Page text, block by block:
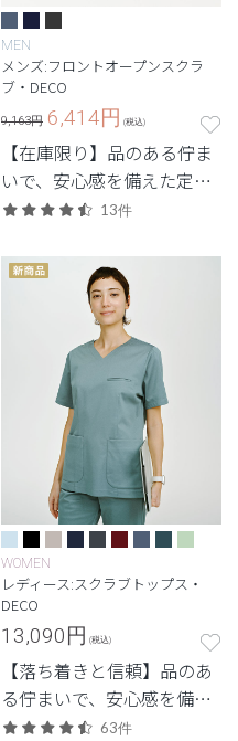
MEN
メンズ:フロントオープンスクラ
ブ・DECO
9,163円 6,414円 (税込)
【在庫限り】品のある佇ま
いで、安心感を備えた定番
シリーズ。
13件
WOMEN
レディース:スクラブトップス・
DECO
13,090円 (税込)
【落ち着きと信頼】品のあ
る佇まいで、安心感を備え
た定番シリーズ。
63件